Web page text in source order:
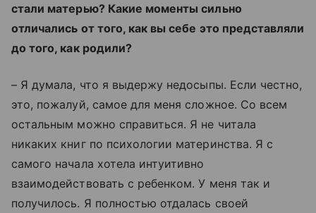
стали матерью? Какие моменты сильно
отличались от того, как вы себе это представляли
до того, как родили?
– Я думала, что я выдержу недосыпы. Если честно,
это, пожалуй, самое для меня сложное. Со всем
остальным можно справиться. Я не читала
никаких книг по психологии материнства. Я с
самого начала хотела интуитивно
взаимодействовать с ребенком. У меня так и
получилось. Я полностью отдалась своей